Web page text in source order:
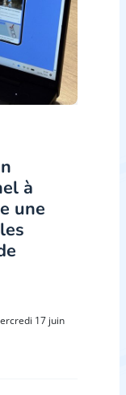
à
une
17 juin